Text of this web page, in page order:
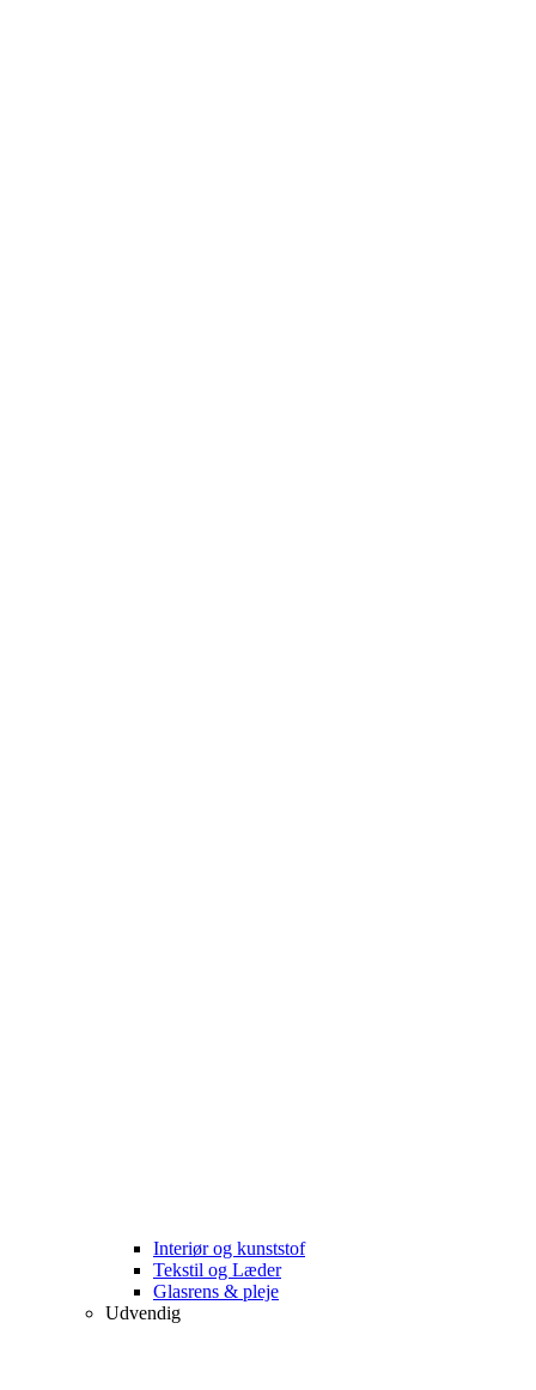
Interiør og kunststof
Tekstil og Læder
Glasrens & pleje
Udvendig